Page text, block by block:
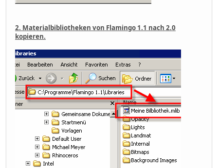
2. Materialbibliotheken von Flamingo 1.1 nach 2.0
kopieren.